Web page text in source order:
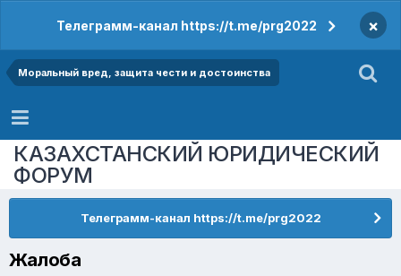
Телеграмм-канал https://t.me/prg2022 ×
Моральный вред, защита чести и достоинства
КАЗАХСТАНСКИЙ ЮРИДИЧЕСКИЙ
ФОРУМ
Телеграмм-канал https://t.me/prg2022
Жалоба